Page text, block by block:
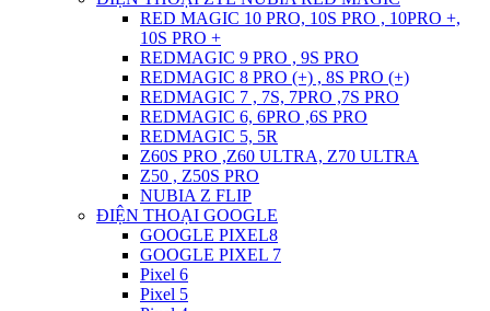
RED MAGIC 10 PRO, 10S PRO , 10PRO +,
10S PRO +
REDMAGIC 9 PRO , 9S PRO
REDMAGIC 8 PRO (+) , 8S PRO (+)
REDMAGIC 7 , 7S, 7PRO ,7S PRO
REDMAGIC 6, 6PRO ,6S PRO
REDMAGIC 5, 5R
Z60S PRO ,Z60 ULTRA, Z70 ULTRA
Z50 , Z50S PRO
NUBIA Z FLIP
ĐIỆN THOẠI GOOGLE
GOOGLE PIXEL8
GOOGLE PIXEL 7
Pixel 6
Pixel 5